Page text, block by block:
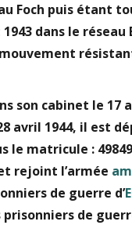
Foch puis étant
dans le réseau
son cabinet le 17
avril 1944, il est
le matricule :
rejoint l’armée
de guerre d’
de